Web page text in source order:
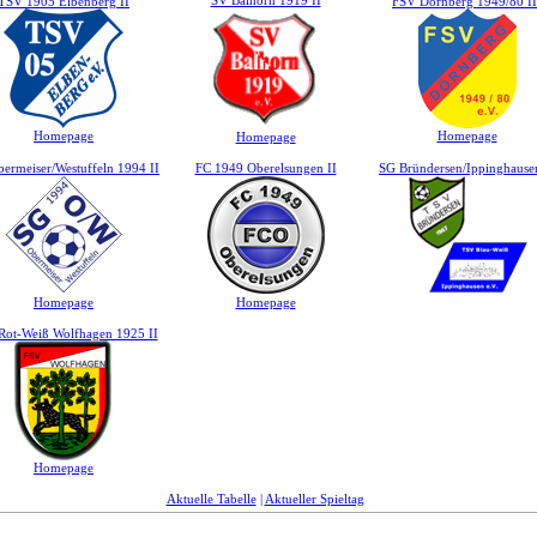
Homepage Homepage Homepage
Westuffeln 1994 II
Homepage
FC 1949 Oberelsungen II
Homepage
SG Bründersen/
Weiß Wolfhagen 1925 II
Homepage
Aktuelle Tabelle| Aktueller Spieltag